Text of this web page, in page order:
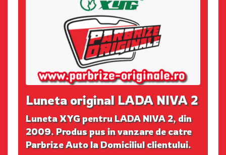
Luneta original LADA NIVA 2
Luneta XYG pentru LADA NIVA 2, din
2009. Produs pus in vanzare de catre
Parbrize Auto la Domiciliul clientului.